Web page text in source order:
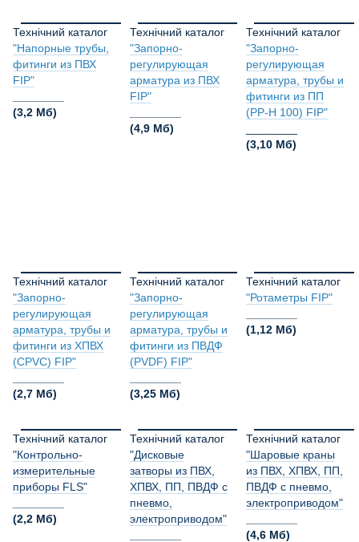
Технічний каталог
"Напорные трубы,
фитинги из ПВХ
FIP"
(3,2 Мб)
Технічний каталог
"Запорно-
регулирующая
арматура из ПВХ
FIP"
(4,9 Мб)
Технічний каталог
"Запорно-
регулирующая
арматура, трубы и
фитинги из ПП
(PP-H 100) FIP"
(3,10 Мб)
Технічний каталог
"Запорно-
регулирующая
арматура, трубы и
фитинги из ХПВХ
(CPVC) FIP"
(2,7 Мб)
Технічний каталог
"Запорно-
регулирующая
арматура, трубы и
фитинги из ПВДФ
(PVDF) FIP"
(3,25 Мб)
Технічний каталог
"Ротаметры FIP"
(1,12 Мб)
Технічний каталог
"Контрольно-
измерительные
приборы FLS"
(2,2 Мб)
Технічний каталог
"Дисковые
затворы из ПВХ,
ХПВХ, ПП, ПВДФ с
пневмо,
электроприводом"
Технічний каталог
"Шаровые краны
из ПВХ, ХПВХ, ПП,
ПВДФ с пневмо,
электроприводом"
(4,6 Мб)